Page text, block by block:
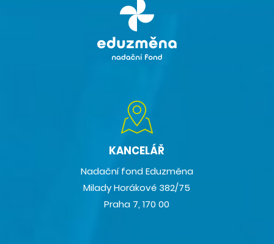
KANCELÁŘ
Nadační fond Eduzměna
Milady Horákové 382/75
Praha 7, 170 00